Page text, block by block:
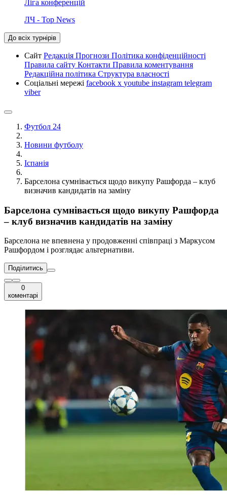
Ліга конференцій
ЛЧ - Top News
До всіх турнірів
Сайт Редакція Прогнози Політика конфіденційності
Правила сайту Контакти Правила коментування
Редакційна політика Структура власності
Соціальні мережі facebook x youtube instagram telegram
viber
Футбол 24
Новини футболу
Іспанія
Барселона сумнівається щодо викупу Рашфорда – клуб
визначив кандидатів на заміну
Барселона сумнівається щодо викупу Рашфорда
– клуб визначив кандидатів на заміну
Барселона не впевнена у продовженні співпраці з Маркусом
Рашфордом і розглядає альтернативи.
Поділитись
0
коментарі